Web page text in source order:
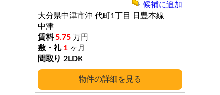
詳細
大分県中津市沖 代町1丁目
日豊本線
中津
5.75 万円
1 ヶ月
2LDK
候補に追加